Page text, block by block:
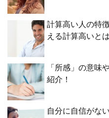
計算高い人の特
える計算高いと
「所感」の意味
紹介！
自分に自信がな